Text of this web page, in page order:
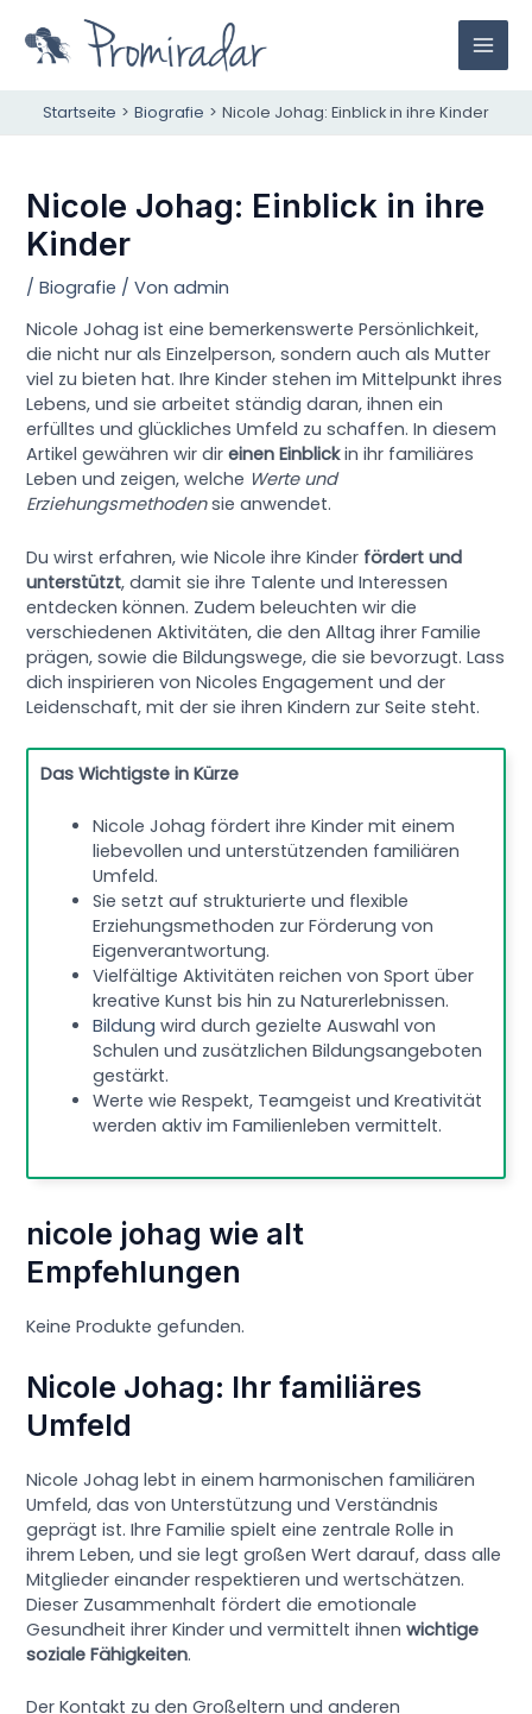
Inhalt
springen
M
A
N
N
Startseite Biografie Nicole Johag: Einblick in ihre Kinder
Nicole Johag: Einblick in ihre
Kinder
/Biografie / Vonadmin
Nicole Johag ist eine bemerkenswerte Persönlichkeit,
die nicht nur als Einzelperson, sondern auch als Mutter
viel zu bieten hat. Ihre Kinder stehen im Mittelpunkt ihres
Lebens, und sie arbeitet ständig daran, ihnen ein
erfülltes und glückliches Umfeld zu schaffen. In diesem
Artikel gewähren wir direinen Einblickin ihr familiäres
Leben und zeigen, welche Werte und
Erziehungsmethodensie anwendet.
Du wirst erfahren, wie Nicole ihre Kinder fördert und
unterstützt, damit sie ihre Talente und Interessen
entdecken können. Zudem beleuchten wir die
verschiedenen Aktivitäten, die den Alltag ihrer Familie
prägen, sowie die Bildungswege, die sie bevorzugt. Lass
dich inspirieren von Nicoles Engagement und der
Leidenschaft, mit der sie ihren Kindern zur Seite steht.
Das Wichtigste in Kürze
Nicole Johag fördert ihre Kinder mit einem
liebevollen und unterstützenden familiären
Umfeld.
Sie setzt auf strukturierte und flexible
Erziehungsmethoden zur Förderung von
Eigenverantwortung.
Vielfältige Aktivitäten reichen von Sport über
kreative Kunst bis hin zu Naturerlebnissen.
Bildung wird durch gezielte Auswahl von
Schulen und zusätzlichen Bildungsangeboten
gestärkt.
Werte wie Respekt, Teamgeist und Kreativität
werden aktiv im Familienleben vermittelt.
nicole johag wie alt
Empfehlungen
Keine Produkte gefunden.
Nicole Johag: Ihr familiäres
Umfeld
Nicole Johag lebt in einem harmonischen familiären
Umfeld, das von Unterstützung und Verständnis
geprägt ist. Ihre Familie spielt eine zentrale Rolle in
ihrem Leben, und sie legt großen Wert darauf, dass alle
Mitglieder einander respektieren und wertschätzen.
Dieser Zusammenhalt fördert die emotionale
Gesundheit ihrer Kinder und vermittelt ihnenwichtige
soziale Fähigkeiten.
Der Kontakt zu den Großeltern und anderen